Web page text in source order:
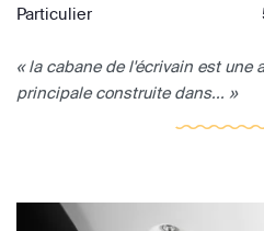
Particulier
« la cabane de l'écrivain est une
principale construite dans... »